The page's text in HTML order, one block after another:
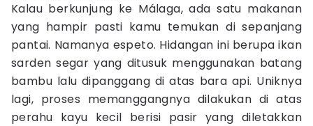
Kalau berkunjung ke Málaga, ada satu makanan
yang hampir pasti kamu temukan di sepanjang
pantai. Namanya espeto. Hidangan ini berupa ikan
sarden segar yang ditusuk menggunakan batang
bambu lalu dipanggang di atas bara api. Uniknya
lagi, proses memanggangnya dilakukan di atas
perahu kayu kecil berisi pasir yang diletakkan